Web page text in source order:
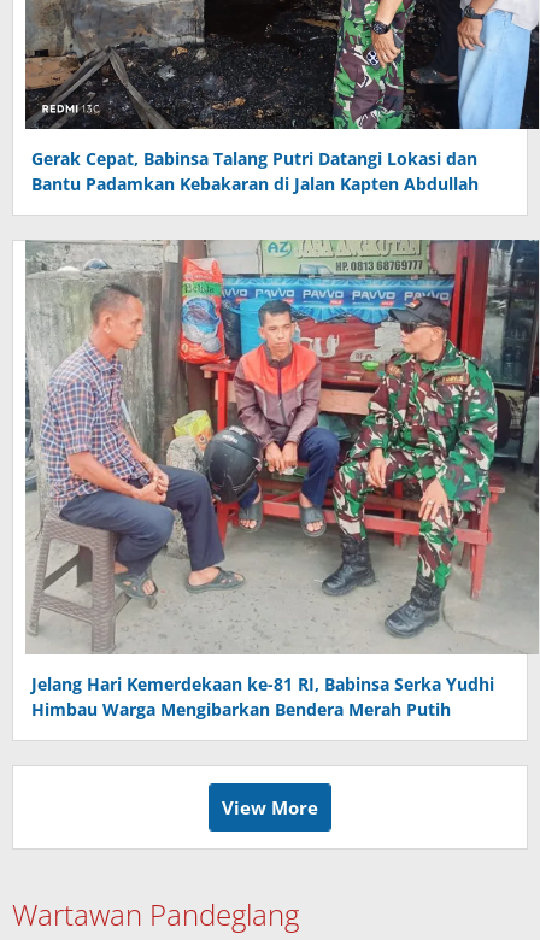
Gerak Cepat, Babinsa Talang Putri Datangi Lokasi dan
Bantu Padamkan Kebakaran di Jalan Kapten Abdullah
Jelang Hari Kemerdekaan ke-81 RI, Babinsa Serka Yudhi
Himbau Warga Mengibarkan Bendera Merah Putih
View More
Wartawan Pandeglang